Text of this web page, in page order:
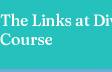
The Links at
Course